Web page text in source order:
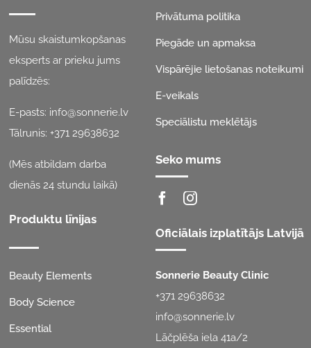
Mūsu skaistumkopšanas
eksperts ar prieku jums
palīdzēs:
E-pasts: info@sonnerie.lv
Tālrunis:+371 29638632
(Mēs atbildam darba
dienās 24 stundu laikā)
Produktu līnijas
Beauty Elements
Body Science
Essential
Privātuma politika
Piegāde un apmaksa
Vispārējie lietošanas noteikumi
E-veikals
Speciālistu meklētājs
Seko mums
Oficiālais izplatītājs Latvijā
Sonnerie Beauty Clinic
+371 29638632
info@sonnerie.lv
Lāčplēša iela 41a/2